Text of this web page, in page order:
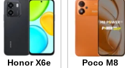
Poco M8
Honor X6e